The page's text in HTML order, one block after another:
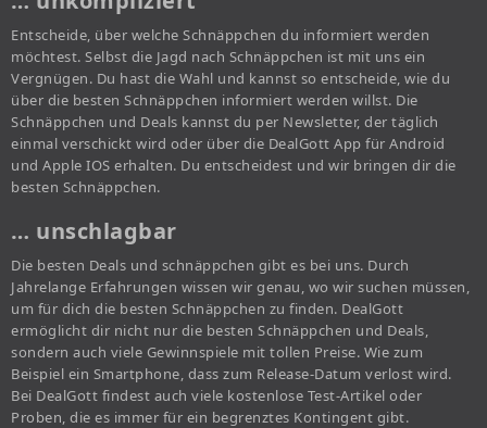
Entscheide, über welche Schnäppchen du informiert werden
möchtest. Selbst die Jagd nach Schnäppchen ist mit uns ein
Vergnügen. Du hast die Wahl und kannst so entscheide, wie du
über die besten Schnäppchen informiert werden willst. Die
Schnäppchen und Deals kannst du per Newsletter, der täglich
einmal verschickt wird oder über die DealGott App für Android
und Apple IOS erhalten. Du entscheidest und wir bringen dir die
besten Schnäppchen.
… unschlagbar
Die besten Deals und schnäppchen gibt es bei uns. Durch
Jahrelange Erfahrungen wissen wir genau, wo wir suchen müssen,
um für dich die besten Schnäppchen zu finden. DealGott
ermöglicht dir nicht nur die besten Schnäppchen und Deals,
sondern auch viele Gewinnspiele mit tollen Preise. Wie zum
Beispiel ein Smartphone, dass zum Release-Datum verlost wird.
Bei DealGott findest auch viele kostenlose Test-Artikel oder
Proben, die es immer für ein begrenztes Kontingent gibt.